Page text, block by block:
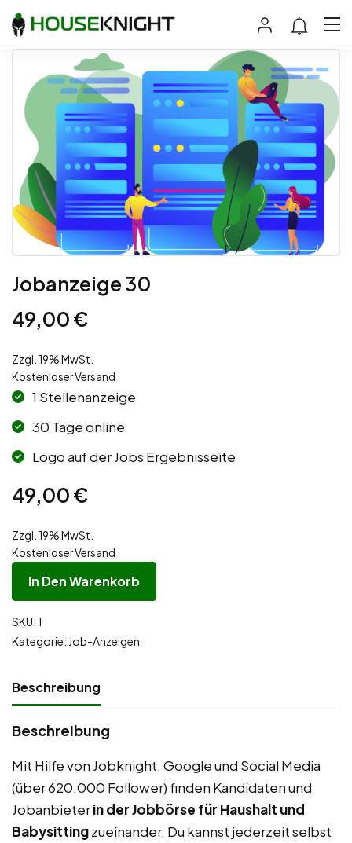
Jobanzeige 30
49,00€
Zzgl. 19% MwSt.
Kostenloser Versand
1 Stellenanzeige
30 Tage online
Logo auf der Jobs Ergebnisseite
49,00€
Zzgl. 19% MwSt.
Kostenloser Versand
In Den Warenkorb
SKU:1
Kategorie: Job-Anzeigen
Beschreibung
Beschreibung
Mit Hilfe von Jobknight, Google und Social Media
(über 620.000 Follower) finden Kandidaten und
Jobanbieterin der Jobbörse für Haushalt und
Babysittingzueinander. Du kannst jederzeit selbst